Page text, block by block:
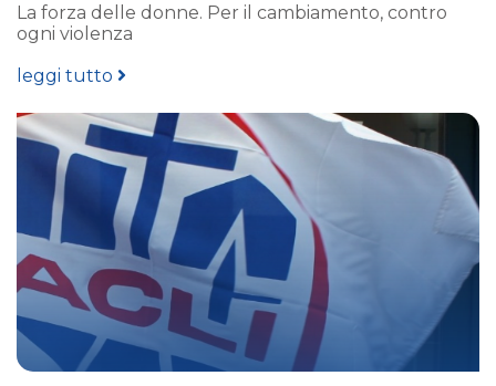
La forza delle donne. Per il cambiamento, contro
ogni violenza
leggi tutto